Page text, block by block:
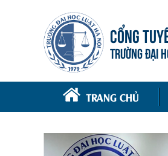
CỔNG
TRƯỜNG ĐẠI
TRANG CHỦ